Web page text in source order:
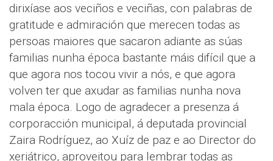
dirixíase aos veciños e veciñas, con palabras de
gratitude e admiración que merecen todas as
persoas maiores que sacaron adiante as súas
familias nunha época bastante máis difícil que a
que agora nos tocou vivir a nós, e que agora
volven ter que axudar as familias nunha nova
mala época. Logo de agradecer a presenza á
corporacción municipal, á deputada provincial
Zaira Rodríguez, ao Xuíz de paz e ao Director do
xeriátrico, aproveitou para lembrar todas as